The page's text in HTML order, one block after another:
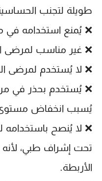
طويلة لتجنب
❌ يُمنع استخدامه في
❌ غير مناسب لمرضى
❌ لا يُستخدم لمرضى
❌ يُستخدم بحذر في
يُسبب انخفاض مستوى
تحت إشراف طبي،
الأربطة.